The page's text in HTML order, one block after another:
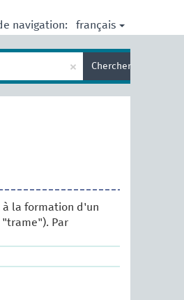
navigation: français
× Chercher
à la formation d'un
Par